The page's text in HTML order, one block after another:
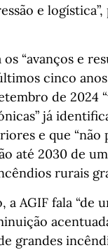
e
os “avanços e
cinco
de 2024
já
e que “não
até 2030 de
rurais
AGIF fala “de
grandes